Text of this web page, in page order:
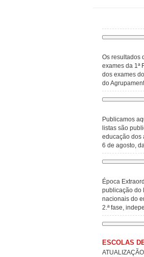
Os resultados
exames da 1ª
dos exames
do
Publicamos
listas são
educação dos
6 de agosto,
Época
publicação do
nacionais do
2.ª fase,
ESCOLAS